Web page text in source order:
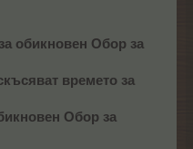
обикновен Обор за
времето за
Обор за